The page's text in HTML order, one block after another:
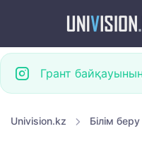
Грант
Univision.kz Білім